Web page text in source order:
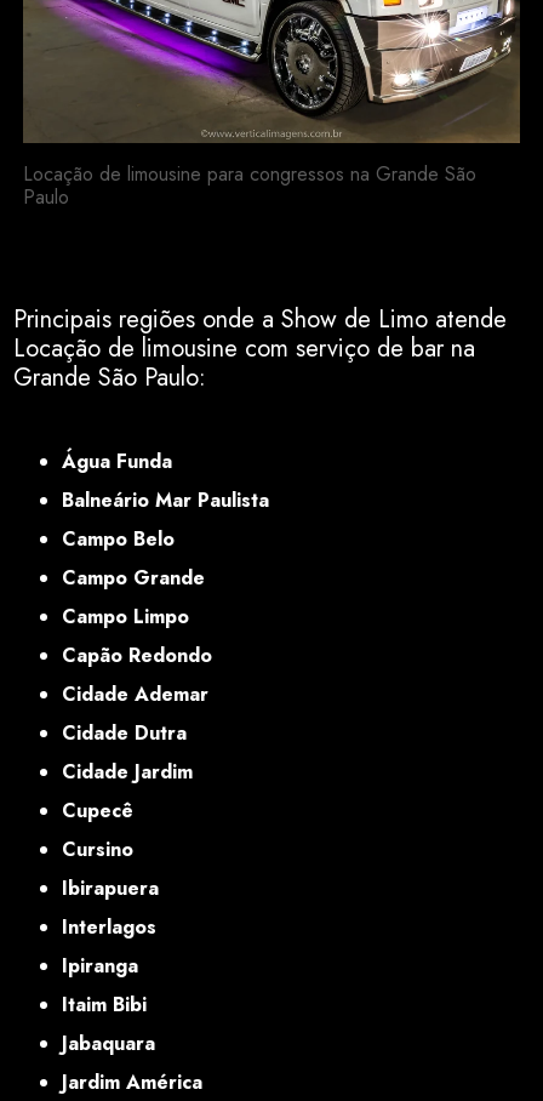
Locação de limousine para congressos na Grande São
Paulo
Principais regiões onde a Show de Limo atende
Locação de limousine com serviço de bar na
Grande São Paulo:
Água Funda
Balneário Mar Paulista
Campo Belo
Campo Grande
Campo Limpo
Capão Redondo
Cidade Ademar
Cidade Dutra
Cidade Jardim
Cupecê
Cursino
Ibirapuera
Interlagos
Ipiranga
Itaim Bibi
Jabaquara
Jardim América